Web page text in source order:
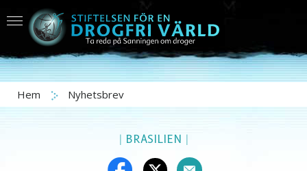
Hem Nyhetsbrev
| BRASILIEN |